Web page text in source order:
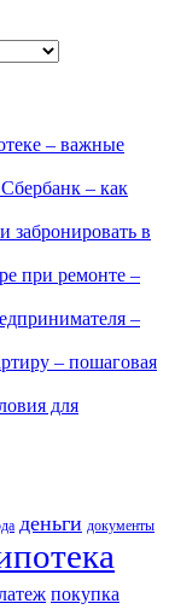
– важные
– как
забронировать в
при ремонте –
–
– пошаговая
для
деньги документы
покупка